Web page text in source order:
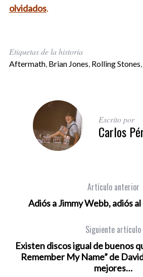
olvidados.
Etiquetas de la historia
Aftermath, Brian Jones, Rolling Stones,
Escrito por
Carlos
Artículo anterior
Adiós a Jimmy Webb, adiós
Siguiente artículo
Existen discos igual de buenos
Remember My Name” de
mejores…